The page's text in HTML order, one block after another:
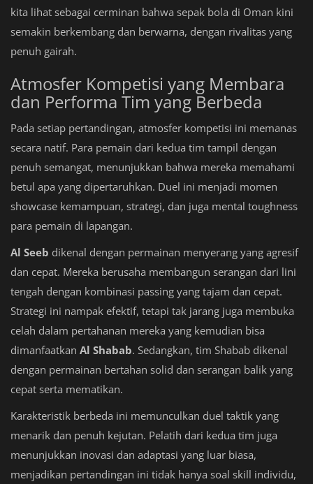
kita lihat sebagai cerminan bahwa sepak bola di Oman kini
semakin berkembang dan berwarna, dengan rivalitas yang
penuh gairah.
Atmosfer Kompetisi yang Membara
dan Performa Tim yang Berbeda
Pada setiap pertandingan, atmosfer kompetisi ini memanas
secara natif. Para pemain dari kedua tim tampil dengan
penuh semangat, menunjukkan bahwa mereka memahami
betul apa yang dipertaruhkan. Duel ini menjadi momen
showcase kemampuan, strategi, dan juga mental toughness
para pemain di lapangan.
Al Seeb dikenal dengan permainan menyerang yang agresif
dan cepat. Mereka berusaha membangun serangan dari lini
tengah dengan kombinasi passing yang tajam dan cepat.
Strategi ini nampak efektif, tetapi tak jarang juga membuka
celah dalam pertahanan mereka yang kemudian bisa
dimanfaatkan Al Shabab. Sedangkan, tim Shabab dikenal
dengan permainan bertahan solid dan serangan balik yang
cepat serta mematikan.
Karakteristik berbeda ini memunculkan duel taktik yang
menarik dan penuh kejutan. Pelatih dari kedua tim juga
menunjukkan inovasi dan adaptasi yang luar biasa,
menjadikan pertandingan ini tidak hanya soal skill individu,